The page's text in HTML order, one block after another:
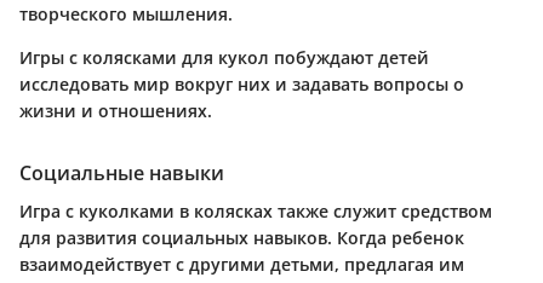
творческого мышления.
Игры с колясками для кукол побуждают детей
исследовать мир вокруг них и задавать вопросы о
жизни и отношениях.
Социальные навыки
Игра с куколками в колясках также служит средством
для развития социальных навыков. Когда ребенок
взаимодействует с другими детьми, предлагая им